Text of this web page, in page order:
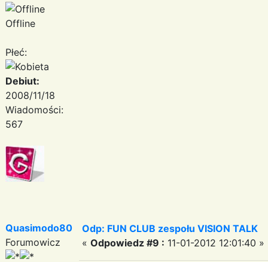
Offline
Płeć:
Debiut:
2008/11/18
Wiadomości:
567
Quasimodo80
Forumowicz
Odp: FUN CLUB zespołu VISION TALK
« Odpowiedz #9 : 11-01-2012 12:01:40 »